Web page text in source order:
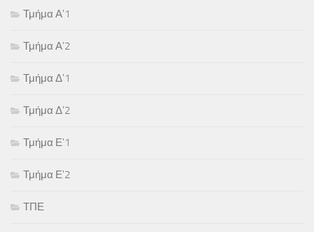
Τμήμα Α'1
Τμήμα Α'2
Τμήμα Δ'1
Τμήμα Δ'2
Τμήμα Ε'1
Τμήμα Ε'2
ΤΠΕ